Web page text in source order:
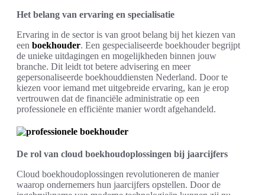
Het belang van ervaring en specialisatie
Ervaring in de sector is van groot belang bij het kiezen van
een boekhouder. Een gespecialiseerde boekhouder begrijpt
de unieke uitdagingen en mogelijkheden binnen jouw
branche. Dit leidt tot betere advisering en meer
gepersonaliseerde boekhouddiensten Nederland. Door te
kiezen voor iemand met uitgebreide ervaring, kan je erop
vertrouwen dat de financiële administratie op een
professionele en efficiënte manier wordt afgehandeld.
De rol van cloud boekhoudoplossingen bij jaarcijfers
Cloud boekhoudoplossingen revolutioneren de manier
waarop ondernemers hun jaarcijfers opstellen. Door de